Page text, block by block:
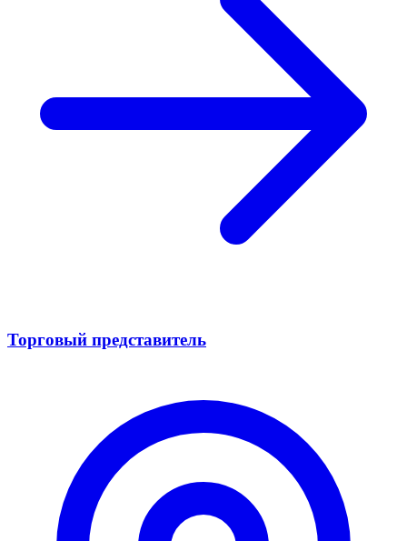
Торговый представитель